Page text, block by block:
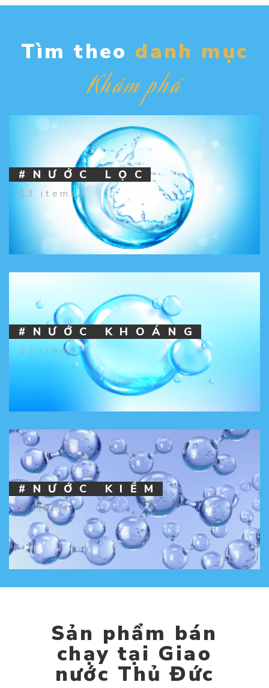
Tìm theo danh mục
Khám phá
#NƯỚC LỌC
13 items
#NƯỚC KHOÁNG
12 items
#NƯỚC KIỀM
5 items
Sản phẩm bán
chạy tại Giao
nước Thủ Đức